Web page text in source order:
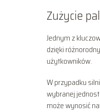
Zużycie
Jednym z
dzięki
użytkowników.
W przypadku
wybranej
może wynosić